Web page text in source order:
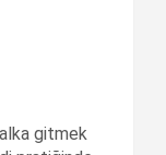
gitmek